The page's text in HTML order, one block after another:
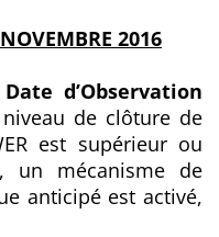
2016
d’Observation
de clôture de
est supérieur ou
un mécanisme de
anticipé est activé,